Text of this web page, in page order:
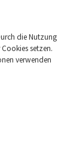
die Nutzung
setzen.
verwenden